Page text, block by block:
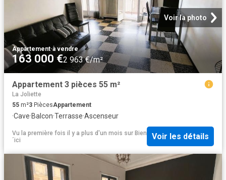
Voir la photo
Appartement·à vendre
163 000 €2 963 €/m²
Appartement 3 pièces 55 m²
La Joliette
55 m²3 PiècesAppartement
·Cave·Balcon·Terrasse·Ascenseur
Vu la première fois il y a plus d'un mois sur Bien
´ici
Voir les détails